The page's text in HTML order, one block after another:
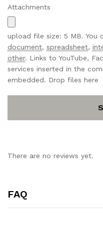
Attachments
upload file size: 5 MB. You
document, spreadsheet,
other. Links to YouTube,
services inserted in the
embedded. Drop files here
There are no reviews yet.
FAQ